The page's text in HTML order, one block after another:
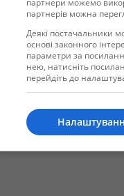
партнери можемо
партнерів можна
Деякі постачальники
основі законного
параметри за
нею, натисніть
перейдіть до